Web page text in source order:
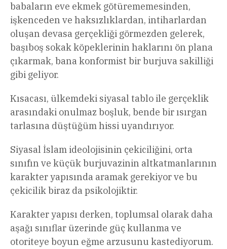
babaların eve ekmek götürememesinden,
işkenceden ve haksızlıklardan, intiharlardan
oluşan devasa gerçekliği görmezden gelerek,
başıboş sokak köpeklerinin haklarını ön plana
çıkarmak, bana konformist bir burjuva sakilliği
gibi geliyor.
Kısacası, ülkemdeki siyasal tablo ile gerçeklik
arasındaki onulmaz boşluk, bende bir ısırgan
tarlasına düştüğüm hissi uyandırıyor.
Siyasal İslam ideolojisinin çekiciliğini, orta
sınıfın ve küçük burjuvazinin altkatmanlarının
karakter yapısında aramak gerekiyor ve bu
çekicilik biraz da psikolojiktir.
Karakter yapısı derken, toplumsal olarak daha
aşağı sınıflar üzerinde güç kullanma ve
otoriteye boyun eğme arzusunu kastediyorum.